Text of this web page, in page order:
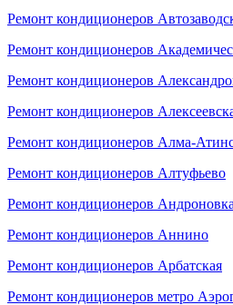
Ремонт кондиционеров
Ремонт кондиционеров
Ремонт кондиционеров
Ремонт кондиционеров
Ремонт кондиционеров Алма-
Ремонт кондиционеров Алтуфьево
Ремонт кондиционеров Андроновка
Ремонт кондиционеров Аннино
Ремонт кондиционеров Арбатская
Ремонт кондиционеров метро